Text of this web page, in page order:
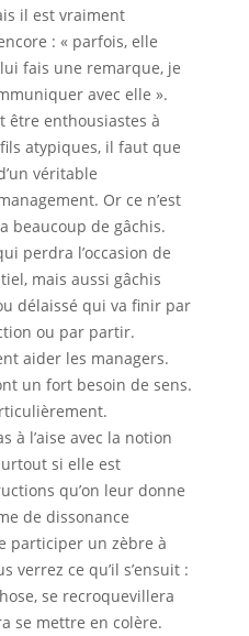
il est vraiment
: « parfois, elle
fais une remarque, je
avec elle ».
être enthousiastes à
atypiques, il faut que
véritable
Or ce n’est
beaucoup de gâchis.
perdra l’occasion de
mais aussi gâchis
délaissé qui va finir par
ou par partir.
aider les managers.
un fort besoin de sens.
à l’aise avec la notion
si elle est
qu’on leur donne
de dissonance
participer un zèbre à
verrez ce qu’il s’ensuit :
se recroquevillera
se mettre en colère.